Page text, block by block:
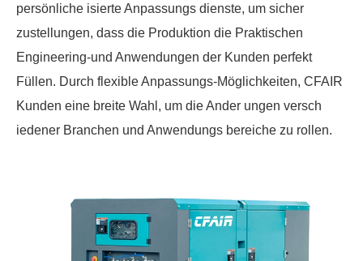
persönliche isierte Anpassungs dienste, um sicher
zustellungen, dass die Produktion die Praktischen
Engineering-und Anwendungen der Kunden perfekt
Füllen. Durch flexible Anpassungs-Möglichkeiten, CFAIR
Kunden eine breite Wahl, um die Ander ungen versch
iedener Branchen und Anwendungs bereiche zu rollen.